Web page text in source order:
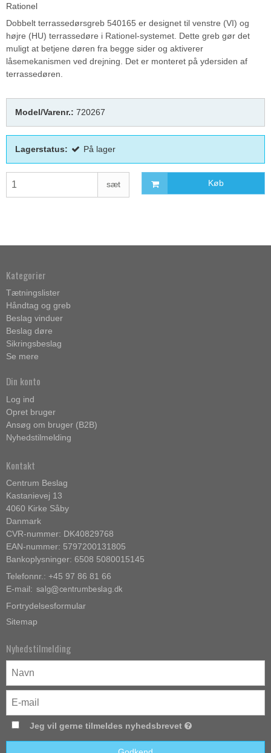
Rationel
Dobbelt terrassedørsgreb 540165 er designet til venstre (VI) og
højre (HU) terrassedøre i Rationel-systemet. Dette greb gør det
muligt at betjene døren fra begge sider og aktiverer
låsemekanismen ved drejning. Det er monteret på ydersiden af
terrassedøren.
Model/Varenr.: 720267
Lagerstatus: På lager
sæt Køb
Kategorier
Tætningslister
Håndtag og greb
Beslag vinduer
Beslag døre
Sikringsbeslag
Se mere
Din konto
Log ind
Opret bruger
Ansøg om bruger (B2B)
Nyhedstilmelding
Kontakt
Centrum Beslag
Kastanievej 13
4060 Kirke Såby
Danmark
CVR-nummer: DK40829768
EAN-nummer: 5797200131805
Bankoplysninger: 6508 5080015145
Telefonnr.: +45 97 86 81 66
E-mail:
Fortrydelsesformular
Sitemap
Nyhedstilmelding
Jeg vil gerne tilmeldes nyhedsbrevet